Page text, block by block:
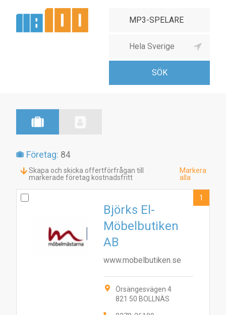
Företag: 84
Skapa och skicka offertförfrågan till
markerade företag kostnadsfritt
Markera
alla
Björks El-
Möbelbutiken
AB
www.mobelbutiken.se
Örsängesvägen 4
821 50 BOLLNÄS
1